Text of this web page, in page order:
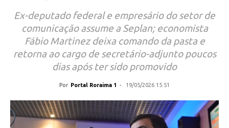
Ex-deputado federal e empresário do setor de
comunicação assume a Seplan; economista
Fábio Martinez deixa comando da pasta e
retorna ao cargo de secretário-adjunto poucos
dias após ter sido promovido
Por Portal Roraima 1 - 19/05/2026 15:51